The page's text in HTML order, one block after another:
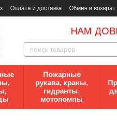
Оплата и доставка Обмен и возврат
по пожарной безопасности
НАМ
Пожарные
рукава, краны,
гидранты,
мотопомпы